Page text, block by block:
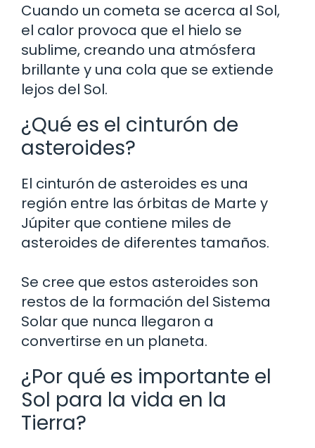
Cuando un cometa se acerca al Sol,
el calor provoca que el hielo se
sublime, creando una atmósfera
brillante y una cola que se extiende
lejos del Sol.
¿Qué es el cinturón de
asteroides?
El cinturón de asteroides es una
región entre las órbitas de Marte y
Júpiter que contiene miles de
asteroides de diferentes tamaños.
Se cree que estos asteroides son
restos de la formación del Sistema
Solar que nunca llegaron a
convertirse en un planeta.
¿Por qué es importante el
Sol para la vida en la
Tierra?